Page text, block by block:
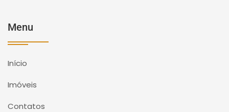
Menu
Início
Imóveis
Contatos